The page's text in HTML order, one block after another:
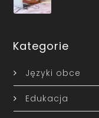
Kategorie
Języki obce
Edukacja